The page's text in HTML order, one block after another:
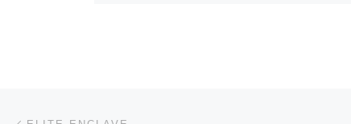
文章导航